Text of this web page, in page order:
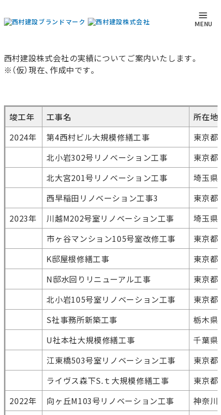
MENU
実績
トップページ 実績
西村建設株式会社の実績についてご案内いたします。
※（仮）現在、作成中です。
竣工年 工事名
所在地
2024年
第4⻄村ビル大規模修繕工事
東京都
北小岩302号リノベーション工事
東京都
北大宮201号リノベーション工事
埼玉県
⻄早稲⽥リノベーション工事3
東京都
2023年
川越M202号室リノベーション工事
埼玉県
市ヶ谷マンション105号室改修工事
東京都
K邸屋根修繕工事
東京都
N邸水回りリニューアル工事
東京都
北小岩105号室リノベーション工事
東京都
S社事務所新築工事
栃木県
U社本社大規模修繕工事
千葉県
江東橋503号室リノベーション工事
東京都
ライヴス森下S.ｔ大規模修繕工事
東京都
2022年
向ヶ丘M103号リノベーション工事
神奈川